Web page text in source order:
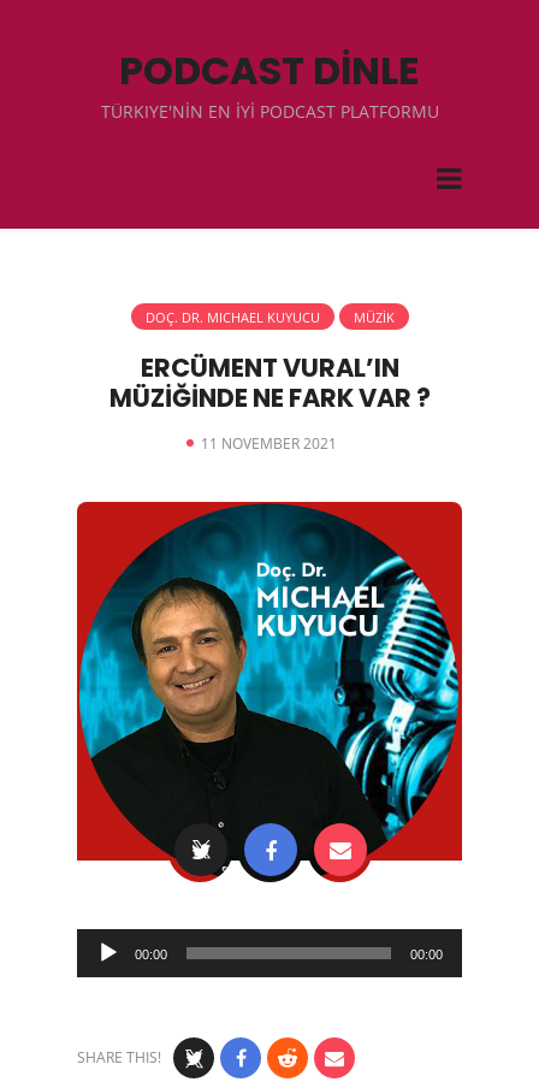
PODCAST DİNLE
TÜRKIYE'NİN EN İYİ PODCAST PLATFORMU
DOÇ. DR. MICHAEL KUYUCU MÜZİK
ERCÜMENT VURAL’IN
MÜZİĞİNDE NE FARK VAR ?
11 NOVEMBER 2021
Audio
Player
00:00 00:00
SHARE THIS!